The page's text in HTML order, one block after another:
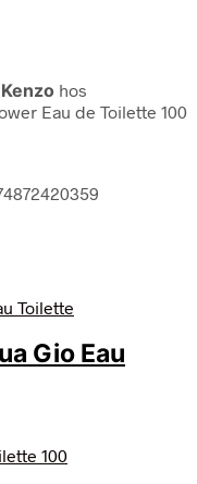
Kenzo hos
Eau de Toilette 100
Gio Eau